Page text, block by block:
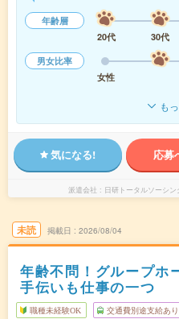
年齢層
20代
30代
男女比率
女性
も
気になる! 応募
派遣会社 日研トータルソーシ
未読 掲載日 2026/08/04
年齢不問！グループホ
手伝いも仕事の一つ
職種未経験OK 交通費別途支給あり